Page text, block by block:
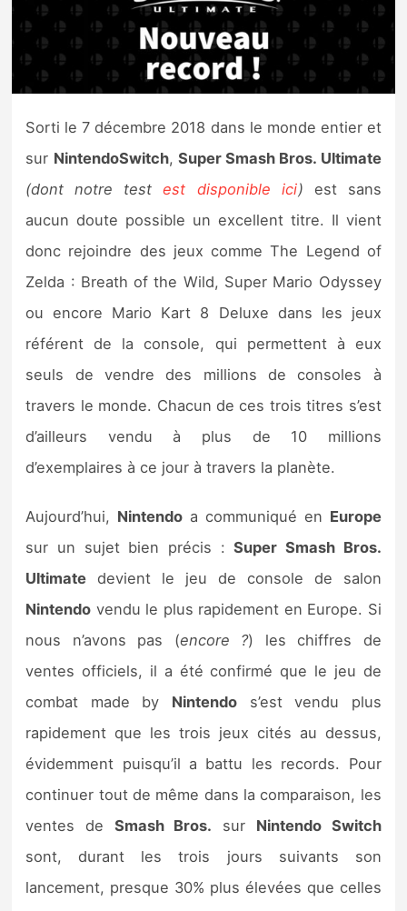
Nintendo Direct
Tests et previews
Tests de jeux
Tests d’accessoires
Autres tests
Previews
Précommandes
Précommandes jeux Switch 2
Sorties de jeux
Bons plans
Sorti le 7 décembre 2018 dans le monde entier et
sur NintendoSwitch, Super Smash Bros. Ultimate
(dont notre testest disponible ici) est sans
aucun doute possible un excellent titre. Il vient
donc rejoindre des jeux comme The Legend of
Zelda : Breath of the Wild, Super Mario Odyssey
ou encore Mario Kart 8 Deluxe dans les jeux
référent de la console, qui permettent à eux
seuls de vendre des millions de consoles à
travers le monde. Chacun de ces trois titres s’est
d’ailleurs vendu à plus de 10 millions
d’exemplaires à ce jour à travers la planète.
Aujourd’hui, Nintendo a communiqué en Europe
sur un sujet bien précis :Super Smash Bros.
Ultimate devient le jeu de console de salon
Nintendo vendu le plus rapidement en Europe. Si
nous n’avons pas (encore ?) les chiffres de
ventes officiels, il a été confirmé que le jeu de
combat made by Nintendos’est vendu plus
rapidement que les trois jeux cités au dessus,
évidemment puisqu’il a battu les records. Pour
continuer tout de même dans la comparaison, les
ventes de Smash Bros. sur Nintendo Switch
sont, durant les trois jours suivants son
lancement, presque 30% plus élevées que celles